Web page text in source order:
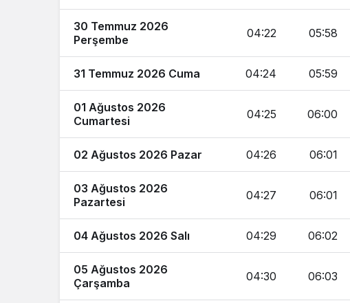
30 Temmuz 2026
Perşembe
04:22 05:58
31 Temmuz 2026 Cuma 04:24 05:59
01 Ağustos 2026
Cumartesi
04:25 06:00
02 Ağustos 2026 Pazar 04:26 06:01
03 Ağustos 2026
Pazartesi
04:27 06:01
04 Ağustos 2026 Salı 04:29 06:02
05 Ağustos 2026
Çarşamba
04:30 06:03